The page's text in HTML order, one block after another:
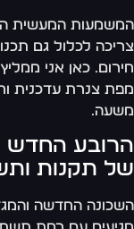
המעשית
לכלול גם
כאן אני ממליץ
צנרת עדכנית
החדש
תקנות
החדשה